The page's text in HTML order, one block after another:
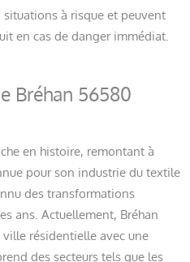
à risque et peuvent
en cas de danger immédiat.
Bréhan 56580
en histoire, remontant à
pour son industrie du textile
des transformations
ans. Actuellement, Bréhan
résidentielle avec une
des secteurs tels que les